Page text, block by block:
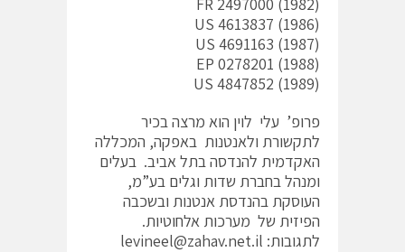
US 4613837 (1986)
US 4691163 (1987)
EP 0278201 (1988)
US 4847852 (1989)
פרופ’ עלי לוין הוא מרצה בכיר
לתקשורת ולאנטנות באפקה, המכללה
האקדמית להנדסה בתל אביב. בעלים
ומנהל בחברת שדות וגלים בע”מ,
העוסקת בהנדסת אנטנות ובשכבה
הפיזית של מערכות אלחוטיות.
לתגובות: levineel@zahav.net.il